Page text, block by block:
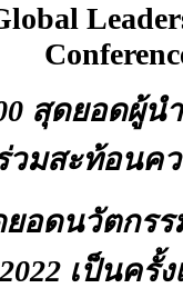
สุดยอดผู้น
วมสะท้อนค
ยอดนวัตกร
2022 เป็นครั้